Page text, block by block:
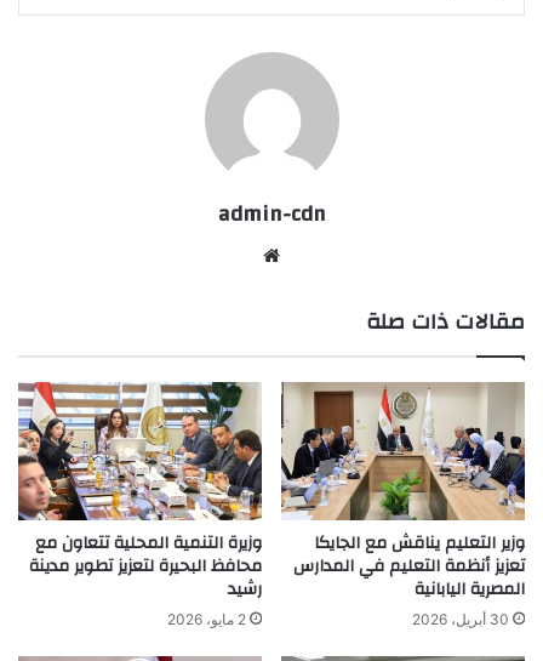
admin-cdn
مقالات ذات صلة
وزير التعليم يناقش مع الجايكا
تعزيز أنظمة التعليم في المدارس
المصرية اليابانية
30 أبريل، 2026
وزيرة التنمية المحلية تتعاون مع
محافظ البحيرة لتعزيز تطوير مدينة
رشيد
2 مايو، 2026